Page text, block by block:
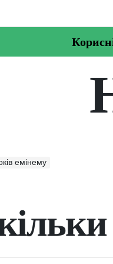
емінему